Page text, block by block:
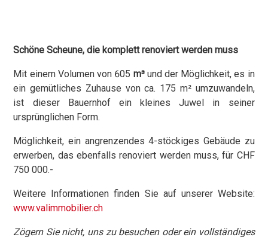
Schöne Scheune, die komplett renoviert werden muss
Mit einem Volumen von 605 m³und der Möglichkeit, es in
ein gemütliches Zuhause von ca. 175 m² umzuwandeln,
ist dieser Bauernhof ein kleines Juwel in seiner
ursprünglichen Form.
Möglichkeit, ein angrenzendes 4-stöckiges Gebäude zu
erwerben, das ebenfalls renoviert werden muss, für CHF
750 000.-
Weitere Informationen finden Sie auf unserer Website:
www.valimmobilier.ch
Zögern Sie nicht, uns zu besuchen oder ein vollständiges